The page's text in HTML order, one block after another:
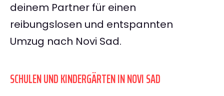
deinem Partner für einen
reibungslosen und entspannten
Umzug nach Novi Sad.
SCHULEN UND KINDERGÄRTEN IN NOVI SAD